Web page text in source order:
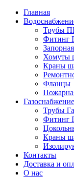
Главная
Трубы
Фитинг
Хомуты
Краны
Фланцы
Газоснабжение
Трубы
Фитинг
Краны
Контакты
Доставка и
О нас